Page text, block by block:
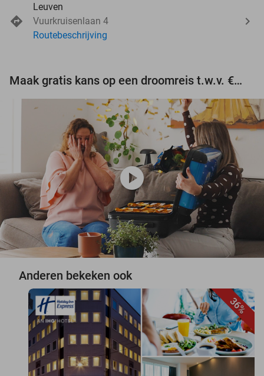
Leuven
Vuurkruisenlaan 4
Routebeschrijving
Maak gratis kans op een droomreis t.w.v. €3.000!
play_circle
Anderen bekeken ook
36%